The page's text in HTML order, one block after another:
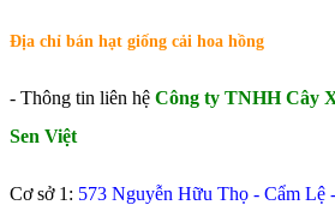
Địa chỉ bán hạt giống cải hoa hồng
- Thông tin liên hệ Công ty TNHH Cây
Sen Việt
Cơ sở 1: 573 Nguyễn Hữu Thọ - Cẩm Lệ